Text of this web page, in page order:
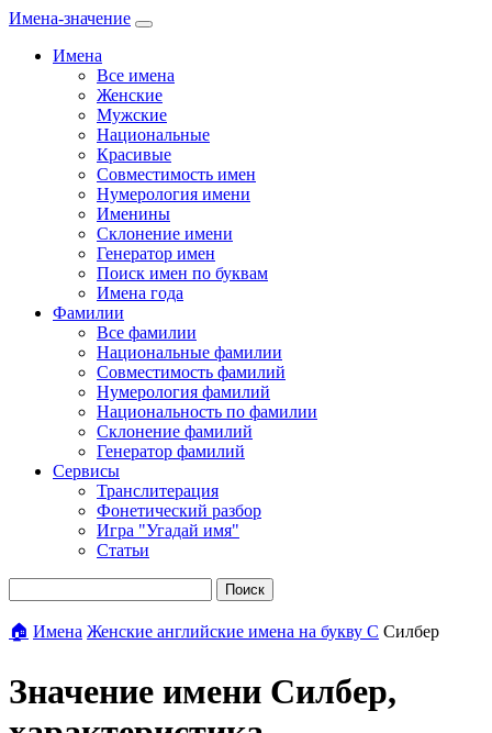
Имена-значение
Имена
Все имена
Женские
Мужские
Национальные
Красивые
Совместимость имен
Нумерология имени
Именины
Склонение имени
Генератор имен
Поиск имен по буквам
Имена года
Фамилии
Все фамилии
Национальные фамилии
Совместимость фамилий
Нумерология фамилий
Национальность по фамилии
Склонение фамилий
Генератор фамилий
Сервисы
Транслитерация
Фонетический разбор
Игра "Угадай имя"
Статьи
Поиск
🏠 Имена Женские английские имена на букву С Силбер
Значение имени Силбер,